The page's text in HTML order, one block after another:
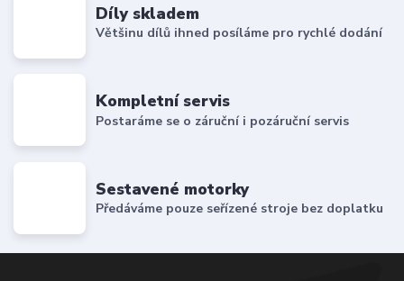
Díly skladem
Většinu dílů ihned posíláme pro rychlé dodání
Kompletní servis
Postaráme se o záruční i pozáruční servis
Sestavené motorky
Předáváme pouze seřízené stroje bez doplatku